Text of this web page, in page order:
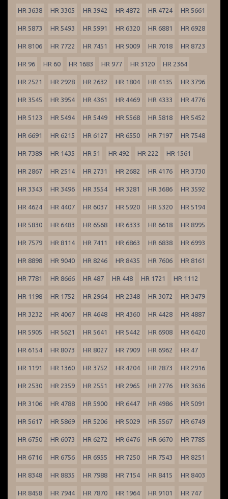
HR 3638 HR 3305 HR 3942 HR 4872 HR 4724 HR 5661
HR 5873 HR 5493 HR 5991 HR 6320 HR 6881 HR 6928
HR 8106 HR 7722 HR 7451 HR 9009 HR 7018 HR 8723
HR 96 HR 60 HR 1683 HR 977 HR 3120 HR 2364
HR 2521 HR 2928 HR 2632 HR 1804 HR 4135 HR 3796
HR 3545 HR 3954 HR 4361 HR 4469 HR 4333 HR 4776
HR 5123 HR 5494 HR 5449 HR 5568 HR 5818 HR 5452
HR 6691 HR 6215 HR 6127 HR 6550 HR 7197 HR 7548
HR 7389 HR 1435 HR 51 HR 492 HR 222 HR 1561
HR 2867 HR 2514 HR 2731 HR 2682 HR 4176 HR 3730
HR 3343 HR 3496 HR 3554 HR 3281 HR 3686 HR 3592
HR 4624 HR 4407 HR 6037 HR 5920 HR 5320 HR 5194
HR 5830 HR 6483 HR 6568 HR 6333 HR 6618 HR 8995
HR 7579 HR 8114 HR 7411 HR 6863 HR 6838 HR 6993
HR 8898 HR 9040 HR 8246 HR 8435 HR 7606 HR 8161
HR 7781 HR 8666 HR 487 HR 448 HR 1721 HR 1112
HR 1198 HR 1752 HR 2964 HR 2348 HR 3072 HR 3479
HR 3232 HR 4067 HR 4648 HR 4360 HR 4428 HR 4887
HR 5905 HR 5621 HR 5641 HR 5442 HR 6908 HR 6420
HR 6154 HR 8073 HR 8027 HR 7909 HR 6962 HR 47
HR 1191 HR 1360 HR 3752 HR 4204 HR 2873 HR 2916
HR 2530 HR 2359 HR 2551 HR 2965 HR 2776 HR 3636
HR 3106 HR 4788 HR 5900 HR 6447 HR 4986 HR 5091
HR 5617 HR 5869 HR 5206 HR 5029 HR 5567 HR 6749
HR 6750 HR 6073 HR 6272 HR 6476 HR 6670 HR 7785
HR 6716 HR 6756 HR 6955 HR 7250 HR 7543 HR 8251
HR 8348 HR 8835 HR 7988 HR 7154 HR 8415 HR 8403
HR 8458 HR 7944 HR 7870 HR 1964 HR 9101 HR 747